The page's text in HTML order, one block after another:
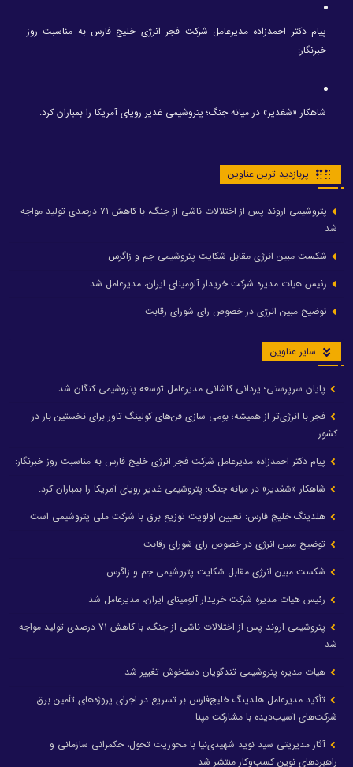
پیام دکتر احمدزاده مدیرعامل شرکت فجر انرژی خلیج فارس به مناسبت روز
خبرنگار:
شاهکار «شغدیر» در میانه جنگ؛ پتروشیمی غدیر رویای آمریکا را بمباران کرد.
پربازدید ترین عناوین
پتروشیمی اروند پس از اختلالات ناشی از جنگ، با کاهش ۷۱ درصدی تولید مواجه
شد
شکست مبین انرژی مقابل شکایت پتروشیمی جم و زاگرس
رئیس هیات مدیره شرکت خریدار آلومینای ایران، مدیرعامل شد
توضیح مبین انرژی در خصوص رای شورای رقابت
سایر عناوین
پایان سرپرستی؛ یزدانی کاشانی مدیرعامل توسعه پتروشیمی کنگان شد.
فجر با انرژی‌تر از همیشه؛ بومی سازی فن‌های کولینگ تاور برای نخستین بار در
کشور
پیام دکتر احمدزاده مدیرعامل شرکت فجر انرژی خلیج فارس به مناسبت روز خبرنگار:
شاهکار «شغدیر» در میانه جنگ؛ پتروشیمی غدیر رویای آمریکا را بمباران کرد.
هلدینگ خلیج فارس: تعیین اولویت توزیع برق با شرکت ملی پتروشیمی است
توضیح مبین انرژی در خصوص رای شورای رقابت
شکست مبین انرژی مقابل شکایت پتروشیمی جم و زاگرس
رئیس هیات مدیره شرکت خریدار آلومینای ایران، مدیرعامل شد
پتروشیمی اروند پس از اختلالات ناشی از جنگ، با کاهش ۷۱ درصدی تولید مواجه
شد
هیات مدیره پتروشیمی تندگویان دستخوش تغییر شد
تأکید مدیرعامل هلدینگ خلیج‌فارس بر تسریع در اجرای پروژه‌های تأمین برق
شرکت‌های آسیب‌دیده با مشارکت مپنا
آثار مدیریتی سید نوید شهیدی‌نیا با محوریت تحول، حکمرانی سازمانی و
راهبردهای نوین کسب‌وکار منتشر شد